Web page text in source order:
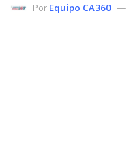
Por Equipo CA360